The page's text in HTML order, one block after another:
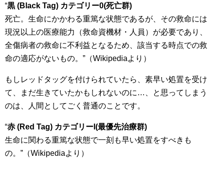
“黒 (Black Tag) カテゴリー0(死亡群)
死亡。生命にかかわる重篤な状態であるが、その救命には
現況以上の医療能力（救命資機材・人員）が必要であり、
全傷病者の救命に不利益となるため、該当する時点での救
命の適応がないもの。”（Wikipediaより）
もしレッドタッグを付けられていたら、素早い処置を受け
て、まだ生きていたかもしれないのに…、と思ってしまう
のは、人間としてごく普通のことです。
“赤 (Red Tag) カテゴリーI(最優先治療群)
生命に関わる重篤な状態で一刻も早い処置をすべきも
の。”（Wikipediaより）